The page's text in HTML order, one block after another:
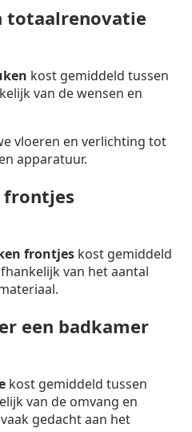
totaalrenovatie
kost gemiddeld tussen
van de wensen en
vloeren en verlichting tot
apparatuur.
frontjes
frontjes kost gemiddeld
van het aantal
een badkamer
kost gemiddeld tussen
van de omvang en
gedacht aan het